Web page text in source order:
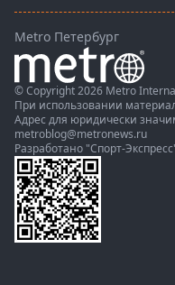
Metro Петербург
© Copyright 2026 Metro
При использовании
Адрес для юридически
metroblog@metronews.ru
Разработано "Спорт-